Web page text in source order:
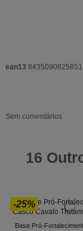
ean13 8435090825851
Sem comentários
16
-25%
Base Pró-